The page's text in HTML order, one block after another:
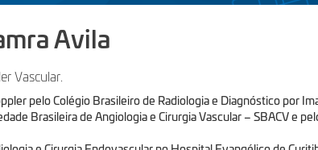
Avila
Vascular.
pelo Colégio Brasileiro de Radiologia e Diagnóstico por
Brasileira de Angiologia e Cirurgia Vascular – SBACV e